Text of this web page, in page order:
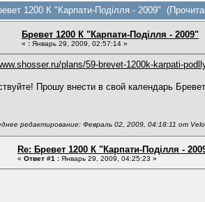
1200 К "Карпати-Поділля - 2009"
Бревет 1200 К "Карпати-Поділля - 2009"
« : Январь 29, 2009, 02:57:14 »
plans/59-brevet-1200k-karpati-
Прошу внести в свой календарь
редактирование: Февраль 02, 2009, 04:18:11 от
Re: Бревет 1200 К "Карпати-Поділля -
« Ответ #1 : Январь 29, 2009, 04:25:23 »